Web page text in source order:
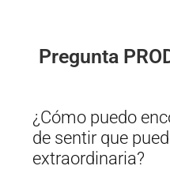
Pregunta
¿Cómo puedo
de sentir que
extraordinaria?